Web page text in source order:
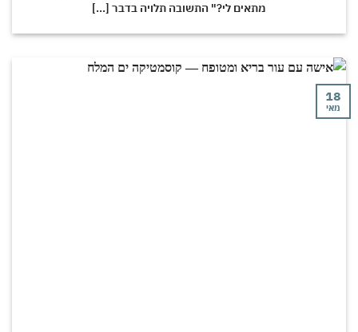
מתאים לי?" התשובה תלויה בדבר [...]